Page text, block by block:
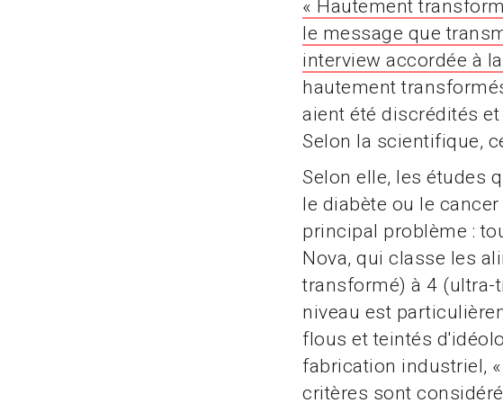
« Hautement
le message que
interview accordée à la
hautement
aient été discrédités
Selon la scientifique,
Selon elle, les études
le diabète ou le
principal problème :
Nova, qui classe les
transformé) à 4 (ultra-
niveau est
flous et teintés
fabrication industriel,
critères sont